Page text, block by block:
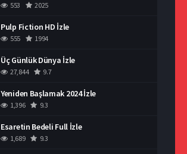
553 2025
Pulp Fiction HD İzle
555 1994
Üç Günlük Dünya İzle
27,844 9.7
Yeniden Başlamak 2024 İzle
1,396 9.3
Esaretin Bedeli Full İzle
1,689 9.3